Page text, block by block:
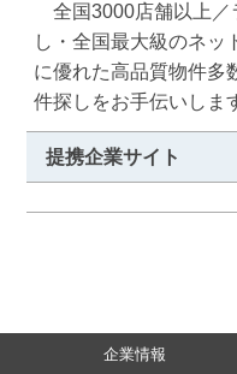
全国3000店舗以上／
し・全国最大級のネッ
に優れた高品質物件多
件探しをお手伝いしま
提携企業サイト
企業情報